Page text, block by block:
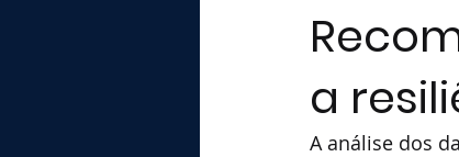
a
A análise dos